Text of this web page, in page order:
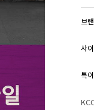
브
사
특